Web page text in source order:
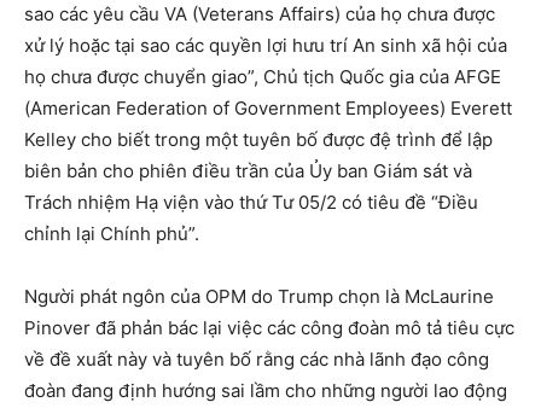
sao các yêu cầu VA (Veterans Affairs) của họ chưa được
xử lý hoặc tại sao các quyền lợi hưu trí An sinh xã hội của
họ chưa được chuyển giao”, Chủ tịch Quốc gia của AFGE
(American Federation of Government Employees) Everett
Kelley cho biết trong một tuyên bố được đệ trình để lập
biên bản cho phiên điều trần của Ủy ban Giám sát và
Trách nhiệm Hạ viện vào thứ Tư 05/2 có tiêu đề “Điều
chỉnh lại Chính phủ”.
Người phát ngôn của OPM do Trump chọn là McLaurine
Pinover đã phản bác lại việc các công đoàn mô tả tiêu cực
về đề xuất này và tuyên bố rằng các nhà lãnh đạo công
đoàn đang định hướng sai lầm cho những người lao động